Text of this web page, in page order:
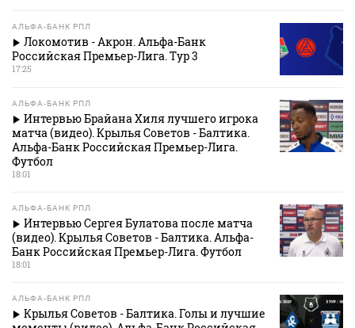
АЛЬФА-БАНК РПЛ
Локомотив - Акрон. Альфа-Банк
Российская Премьер-Лига. Тур 3
17:25
АЛЬФА-БАНК РПЛ
Интервью Брайана Хиля лучшего игрока
матча (видео). Крылья Советов - Балтика.
Альфа-Банк Российская Премьер-Лига.
Футбол
18:01
АЛЬФА-БАНК РПЛ
Интервью Сергея Булатова после матча
(видео). Крылья Советов - Балтика. Альфа-
Банк Российская Премьер-Лига. Футбол
18:01
АЛЬФА-БАНК РПЛ
Крылья Советов - Балтика. Голы и лучшие